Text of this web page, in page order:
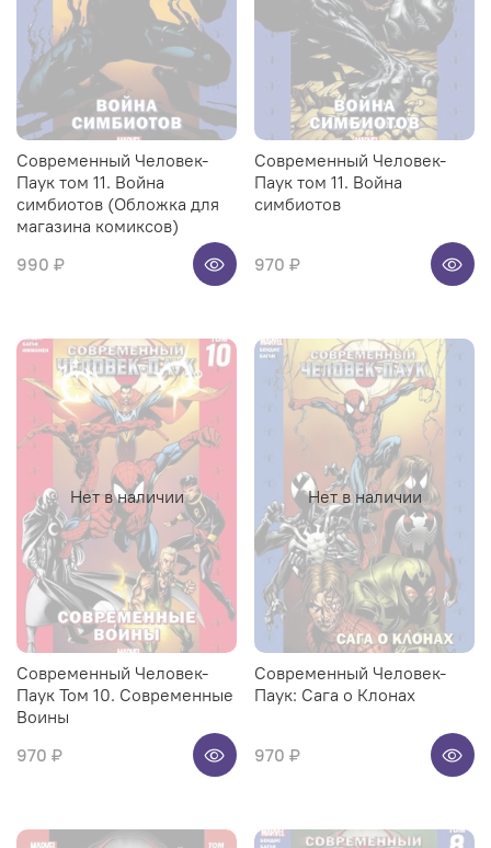
Современный Человек-
Паук том 11. Война
симбиотов (Обложка для
магазина комиксов)
990 ₽
Современный Человек-
Паук том 11. Война
симбиотов
970 ₽
Нет в наличии
Современный Человек-
Паук Том 10. Современные
Воины
970 ₽
Нет в наличии
Современный Человек-
Паук: Сага о Клонах
970 ₽